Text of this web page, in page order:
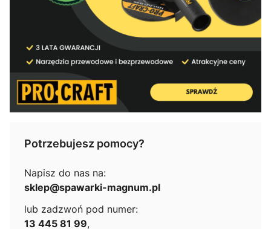
Potrzebujesz pomocy?
Napisz do nas na:
sklep@spawarki-magnum.pl
lub zadzwoń pod numer:
13 445 81 99,